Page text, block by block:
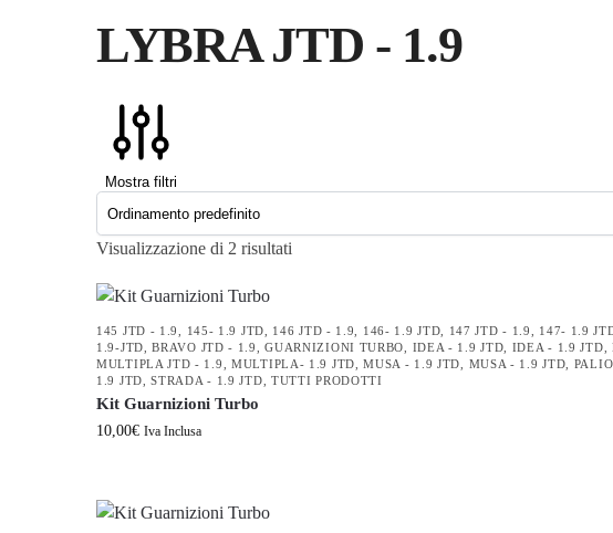
LYBRA JTD - 1.9
Mostra filtri
Visualizzazione di 2 risultati
145 JTD - 1.9, 145- 1.9 JTD, 146 JTD - 1.9, 146- 1.9 JTD, 147 JTD - 1.9, 147- 1.9
1.9-JTD,BRAVO JTD - 1.9,GUARNIZIONI TURBO, IDEA - 1.9 JTD, IDEA - 1.9 JTD,
MULTIPLA JTD - 1.9,MULTIPLA- 1.9 JTD,MUSA - 1.9 JTD, MUSA - 1.9 JTD,
1.9 JTD,STRADA - 1.9 JTD, TUTTI PRODOTTI
Kit Guarnizioni Turbo
10,00€ Iva Inclusa